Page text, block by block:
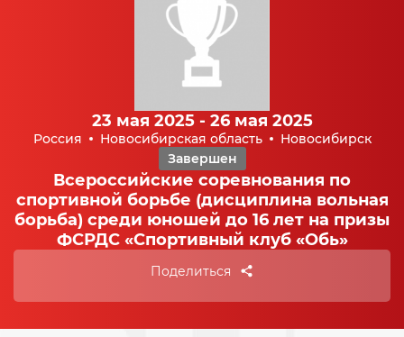
23 мая 2025 - 26 мая 2025
Россия Новосибирская область
Новосибирск
Завершен
Всероссийские соревнования по
спортивной борьбе (дисциплина вольная
борьба) среди юношей до 16 лет на призы
ФСРДС «Спортивный клуб «Обь»
Поделиться